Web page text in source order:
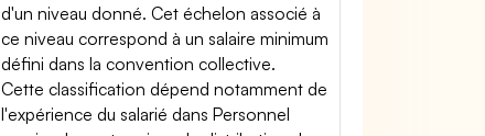
d'un niveau donné. Cet échelon associé à
ce niveau correspond à un salaire minimum
défini dans la convention collective.
Cette classification dépend notamment de
l'expérience du salarié dans Personnel